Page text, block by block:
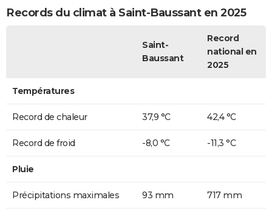
Records du climat à Saint-Baussant en 2025
Saint-
Baussant
Record
national en
2025
Températures
Record de chaleur 37,9 °C 42,4 °C
Record de froid -8,0 °C -11,3 °C
Pluie
Précipitations maximales 93 mm 717 mm